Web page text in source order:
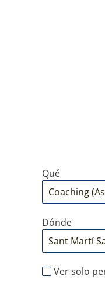
Qué
Dónde
Ver solo